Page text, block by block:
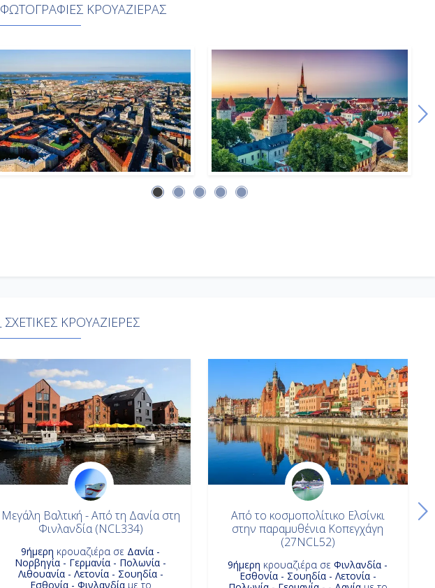
ΦΩΤΟΓΡΑΦΙΕΣ ΚΡΟΥΑΖΙΕΡΑΣ
ΣΧΕΤΙΚΕΣ ΚΡΟΥΑΖΙΕΡΕΣ
Μεγάλη Βαλτική - Από τη Δανία στη
Φινλανδία (NCL334)
9ήμερη κρουαζιέρα σε Δανία -
Νορβηγία - Γερμανία - Πολωνία -
Λιθουανία - Λετονία - Σουηδία -
Εσθονία - Φινλανδίαμε το
Από το κοσμοπολίτικο Ελσίνκι
στην παραμυθένια Κοπεγχάγη
(27NCL52)
9ήμερη κρουαζιέρα σεΦινλανδία -
Εσθονία - Σουηδία - Λετονία -